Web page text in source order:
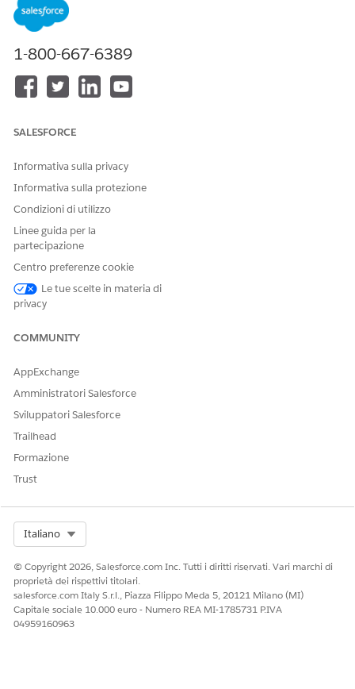
Disponibile in:
Unlimited
Health Cloud
Dettagli subagente
Azioni agente incluse
Impostazione richiesta
"Trovare autorizzazioni preventive per Mary Smith, DOB
"Mostrami un riepilogo del record restituito per PA-
101."
"Qual è lo stato delle autorizzazioni preventive inviate a
gennaio per ID membro 54321?"
QUESTO ARTICOLO HA RISOLTO IL PROBLEMA?
Facci sapere, così possiamo migliorare!
1-800-667-6389
SALESFORCE
Informativa sulla privacy
Informativa sulla protezione
Condizioni di utilizzo
Linee guida per la
partecipazione
Centro preferenze cookie
Le tue scelte in materia di
privacy
COMMUNITY
AppExchange
Amministratori Salesforce
Sviluppatori Salesforce
Trailhead
Formazione
Trust
Italiano
© Copyright 2026, Salesforce.com Inc. Tutti i diritti riservati. Vari marchi di
proprietà dei rispettivi titolari.
salesforce.com Italy S.r.l., Piazza Filippo Meda 5, 20121 Milano (MI)
Capitale sociale 10.000 euro - Numero REA MI-1785731 P.IVA
04959160963